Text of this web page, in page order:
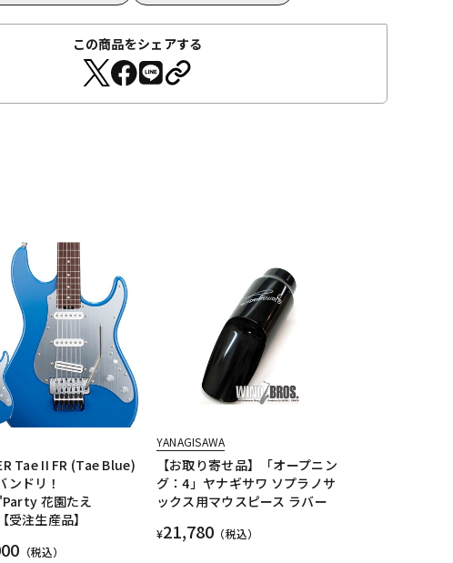
この商品をシェアする
Tae II FR (Tae Blue)
ドリ！
花園たえ
注生産品】
（税込）
YANAGISAWA
【お取り寄せ品】「オープニン
グ：4」ヤナギサワ ソプラノサ
ックス用マウスピース ラバー
¥21,780 （税込）